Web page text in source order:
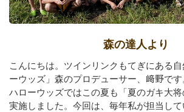
森の達人より
こんにちは。ツインリンクもてぎにある
ーウッズ」森のプロデューサー、﨑野です
ハローウッズではこの夏も「夏のガキ大
実施しました。今回は、毎年私が担当し